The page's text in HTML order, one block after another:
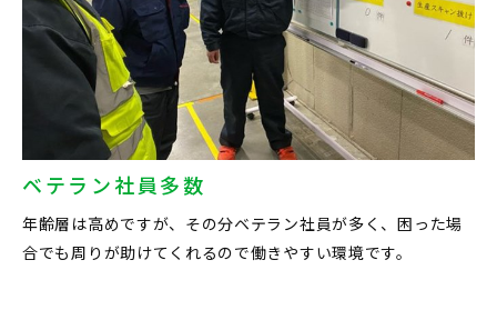
ベテラン社員多数
年齢層は高めですが、その分ベテラン社員が多く、困った場
合でも周りが助けてくれるので働きやすい環境です。